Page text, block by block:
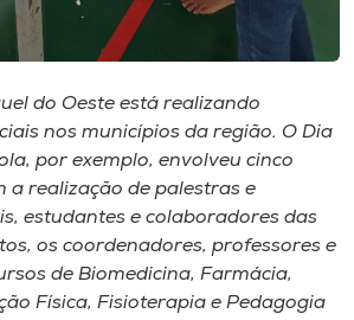
do Oeste está realizando
nos municípios da região. O Dia
por exemplo, envolveu cinco
a realização de palestras e
estudantes e colaboradores das
os coordenadores, professores e
de Biomedicina, Farmácia,
Física, Fisioterapia e Pedagogia